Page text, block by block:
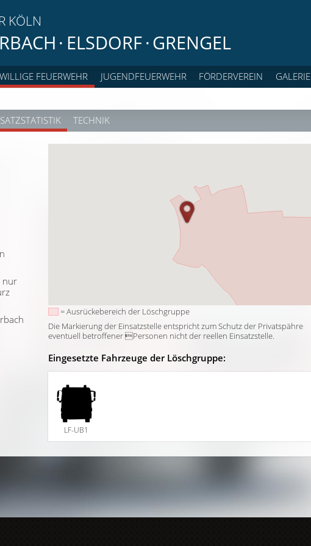
KÖLN
· ELSDORF·GRENGEL
FEUERWEHR JUGENDFEUERWEHR FÖRDERVEREIN GALERIE
TECHNIK
nur
= Ausrückebereich der Löschgruppe
Die Markierung der Einsatzstelle entspricht zum Schutz der Privatspähre
eventuell betroffener Personen nicht der reellen Einsatzstelle.
Eingesetzte Fahrzeuge der Löschgruppe:
LF-UB1